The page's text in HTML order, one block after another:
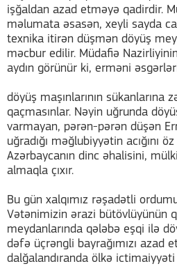
işğaldan azad etməyə qadirdir.
məlumata əsasən, xeyli sayda
texnika itirən düşmən döyüş
məcbur edilir. Müdafiə
aydın görünür ki, erməni
döyüş maşınlarının sükanlarına
qaçmasınlar. Nəyin uğrunda
varmayan, pərən-pərən düşən
uğradığı məğlubiyyətin acığını
Azərbaycanın dinc əhalisini,
almaqla çıxır.
Bu gün xalqımız rəşadətli
Vətənimizin ərazi bütövlüyünün
meydanlarında qələbə eşqi ilə
dəfə üçrəngli bayrağımızı azad
dalğalandıranda ölkə